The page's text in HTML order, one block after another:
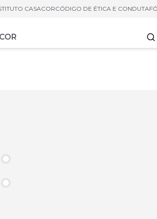
CASACORCÓDIGO DE ÉTICA E CONDUTA